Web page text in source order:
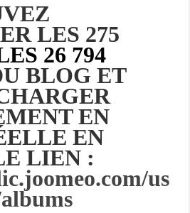
LES 275
26 794
BLOG ET
EN
EN
LIEN :
us